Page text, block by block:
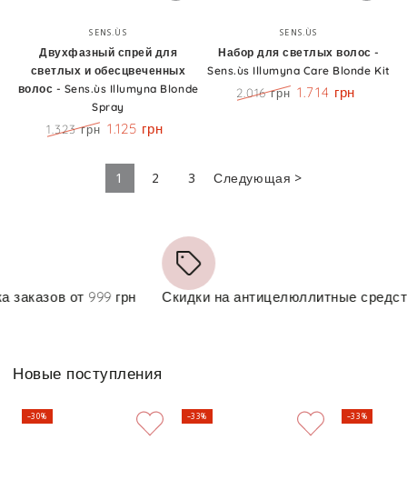
Бренд:
SENS.ÙS
Двухфазный спрей для
светлых и обесцвеченных
волос - Sens.ùs Illumyna Blonde
Spray
1.323 грн 1.125 грн
Бренд:
SENS.ÙS
Набор для светлых волос -
Sens.ùs Illumyna Care Blonde Kit
2.016 грн 1.714 грн
1 2 3 Следующая >
от 999 грн Скидки на антицелюллитные средства
Новые поступления
–30% –33% –33%